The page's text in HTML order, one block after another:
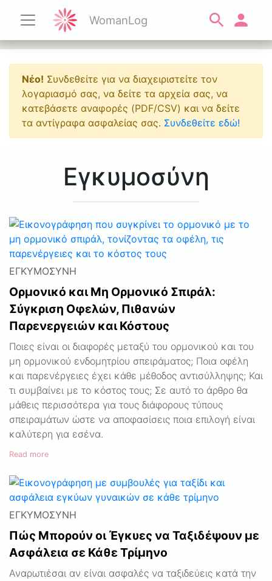
WomanLog
Νέο! Συνδεθείτε για να διαχειριστείτε τον
λογαριασμό σας, να δείτε τα αρχεία σας, να
κατεβάσετε αναφορές (PDF/CSV) και να δείτε
τα αντίγραφα ασφαλείας σας. Συνδεθείτε εδώ!
Εγκυμοσύνη
ΕΓΚΥΜΟΣΎΝΗ
Ορμονικό και Μη Ορμονικό Σπιράλ:
Σύγκριση Οφελών, Πιθανών
Παρενεργειών και Κόστους
Ποιες είναι οι διαφορές μεταξύ του ορμονικού και του
μη ορμονικού ενδομητρίου σπειράματος; Ποια οφέλη
και παρενέργειες έχει κάθε μέθοδος αντισύλληψης; Και
τι συμβαίνει με το κόστος τους; Σε αυτό το άρθρο θα
μάθεις περισσότερα για τους διάφορους τύπους
σπειραμάτων ώστε να αποφασίσεις ποια επιλογή είναι
καλύτερη για εσένα.
Read more
ΕΓΚΥΜΟΣΎΝΗ
Πώς Μπορούν οι Έγκυες να Ταξιδέψουν με
Ασφάλεια σε Κάθε Τρίμηνο
Αναρωτιέσαι αν είναι ασφαλές να ταξιδεύεις κατά την